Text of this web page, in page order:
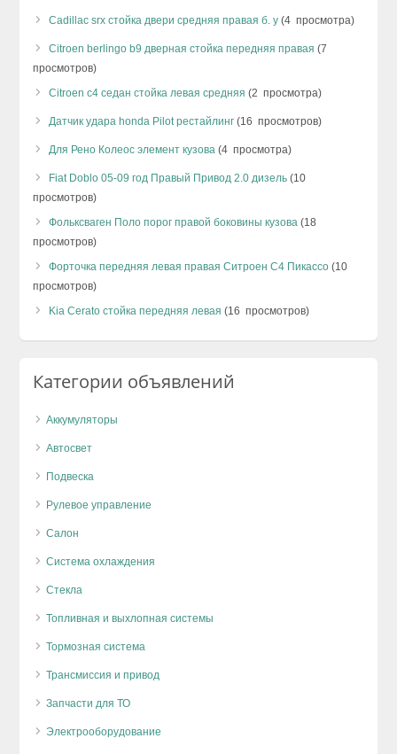
Cadillac srx стойка двери средняя правая б. у (4 просмотра)
Citroen berlingo b9 дверная стойка передняя правая (7
просмотров)
Citroen c4 седан стойка левая средняя (2 просмотра)
Датчик удара honda Pilot рестайлинг (16 просмотров)
Для Рено Колеос элемент кузова (4 просмотра)
Fiat Doblo 05-09 год Правый Привод 2.0 дизель (10
просмотров)
Фольксваген Поло порог правой боковины кузова (18
просмотров)
Форточка передняя левая правая Ситроен С4 Пикассо (10
просмотров)
Kia Cerato стойка передняя левая (16 просмотров)
Категории объявлений
Аккумуляторы
Автосвет
Подвеска
Рулевое управление
Салон
Система охлаждения
Стекла
Топливная и выхлопная системы
Тормозная система
Трансмиссия и привод
Запчасти для ТО
Электрооборудование